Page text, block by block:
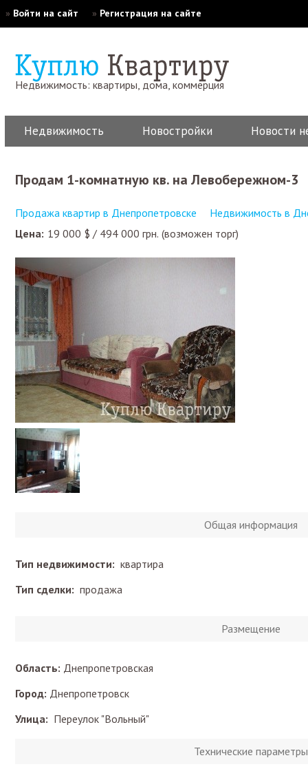
» Войти на сайт » Регистрация на сайте
Недвижимость: квартиры, дома, коммерция
Недвижимость Новостройки Новости
Продам 1-комнатную кв. на Левобережном-3
Продажа квартир в Днепропетровске
Недвижимость в
Цена: 19 000 $ / 494 000 грн. (возможен торг)
Общая информация
Тип недвижимости: квартира
Тип сделки: продажа
Размещение
Область: Днепропетровская
Город: Днепропетровск
Улица: Переулок "Вольный"
Технические параметры